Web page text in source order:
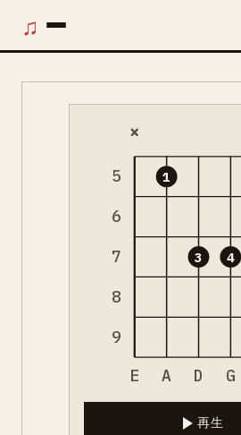
♫
5
6
7
8
9
×
1
3 4
E A D G
再生